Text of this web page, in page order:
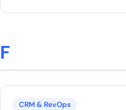
F
CRM & RevOps